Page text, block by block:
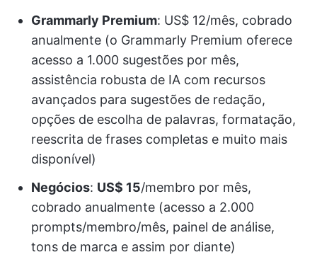
Grammarly Premium: US$ 12/mês, cobrado
anualmente (o Grammarly Premium oferece
acesso a 1.000 sugestões por mês,
assistência robusta de IA com recursos
avançados para sugestões de redação,
opções de escolha de palavras, formatação,
reescrita de frases completas e muito mais
disponível)
Negócios: US$ 15/membro por mês,
cobrado anualmente (acesso a 2.000
prompts/membro/mês, painel de análise,
tons de marca e assim por diante)